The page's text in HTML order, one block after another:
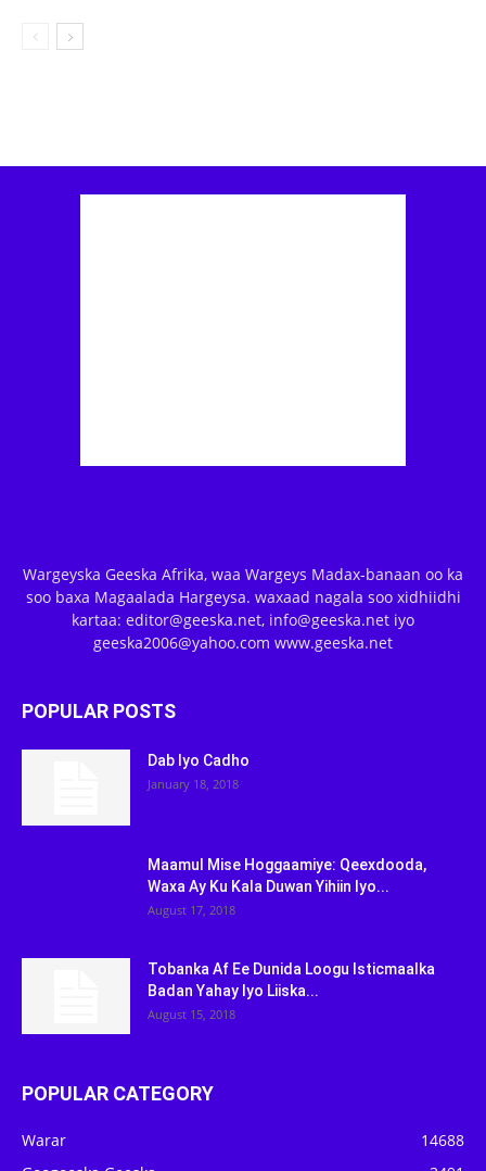
Wargeyska Geeska Afrika, waa Wargeys Madax-banaan oo ka
soo baxa Magaalada Hargeysa. waxaad nagala soo xidhiidhi
kartaa: editor@geeska.net, info@geeska.net iyo
geeska2006@yahoo.com www.geeska.net
POPULAR POSTS
Dab Iyo Cadho
January 18, 2018
Maamul Mise Hoggaamiye: Qeexdooda,
Waxa Ay Ku Kala Duwan Yihiin Iyo...
August 17, 2018
Tobanka Af Ee Dunida Loogu Isticmaalka
Badan Yahay Iyo Liiska...
August 15, 2018
POPULAR CATEGORY
Warar
14688